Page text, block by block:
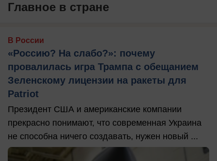
Главное в стране
В России
«Россию? На слабо?»: почему
провалилась игра Трампа с обещанием
Зеленскому лицензии на ракеты для
Patriot
Президент США и американские компании
прекрасно понимают, что современная Украина
не способна ничего создавать, нужен новый ...